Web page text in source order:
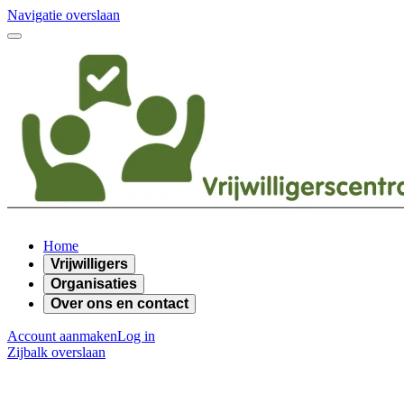
Navigatie overslaan
Home
Vrijwilligers
Organisaties
Over ons en contact
Account aanmakenLog in
Zijbalk overslaan